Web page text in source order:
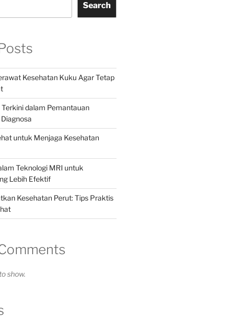
Search
Kesehatan Kuku Agar Tetap
Terkini dalam Pemantauan
untuk Menjaga Kesehatan
Teknologi MRI untuk
Lebih Efektif
Kesehatan Perut: Tips Praktis
show.